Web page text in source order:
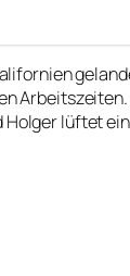
Holger lüftet